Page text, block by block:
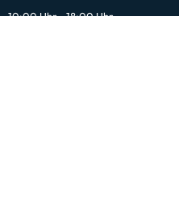
10:00 Uhr - 18:00 Uhr